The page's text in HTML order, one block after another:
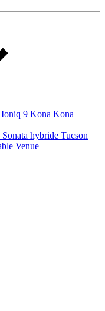
Ioniq 9 Kona Kona
Sonata hybride Tucson
Venue